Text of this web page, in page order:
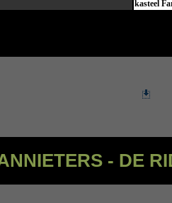
kasteel
- DE